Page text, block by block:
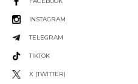
INSTAGRAM
TELEGRAM
TIKTOK
X (TWITTER)